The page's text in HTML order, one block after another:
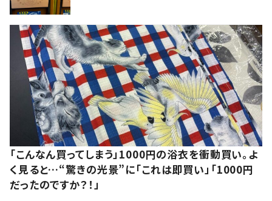
「こんなん買ってしまう」1000円の浴衣を衝動買い。よ
く見ると…“驚きの光景”に「これは即買い」「1000円
だったのですか？！」